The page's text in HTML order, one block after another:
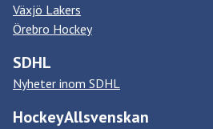
Växjö Lakers
Örebro Hockey
SDHL
Nyheter inom SDHL
HockeyAllsvenskan